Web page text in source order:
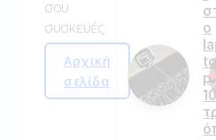
σου
συσκευές.
Αρχική
σελίδα
ο
to
p
10